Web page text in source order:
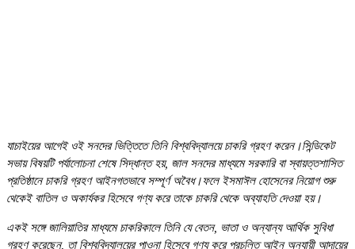
যাচাইয়ের আগেই ওই সনদের ভিত্তিতে তিনি বিশ্ববিদ্যালয়ে চাকরি গ্রহণ করেন।সিন্ডিকেট
সভায় বিষয়টি পর্যালোচনা শেষে সিদ্ধান্ত হয়, জাল সনদের মাধ্যমে সরকারি বা স্বায়ত্তশাসিত
প্রতিষ্ঠানে চাকরি গ্রহণ আইনগতভাবে সম্পূর্ণ অবৈধ।ফলে ইসমাঈল হোসেনের নিয়োগ শুরু
থেকেই বাতিল ও অকার্যকর হিসেবে গণ্য করে তাকে চাকরি থেকে অব্যাহতি দেওয়া হয়।
একই সঙ্গে জালিয়াতির মাধ্যমে চাকরিকালে তিনি যে বেতন, ভাতা ও অন্যান্য আর্থিক সুবিধা
গ্রহণ করেছেন, তা বিশ্ববিদ্যালয়ের পাওনা হিসেবে গণ্য করে প্রচলিত আইন অনুযায়ী আদায়ের